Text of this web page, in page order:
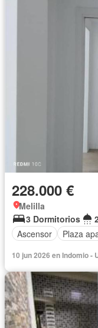
228.000 €
Melilla
3 Dormitorios
Ascensor
Plaza
10 jun 2026 en Indomio -